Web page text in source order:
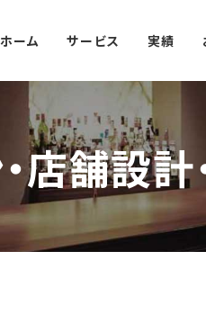
ホーム サービス 実績
店舗設